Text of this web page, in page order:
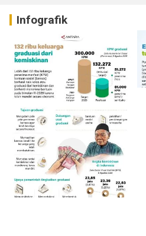
Infografik